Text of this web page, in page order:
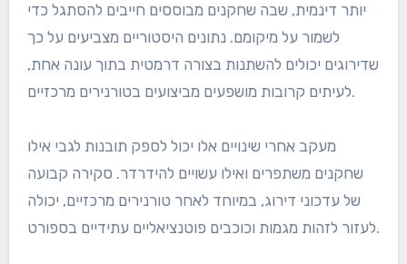
יותר דינמית, שבה שחקנים מבוססים חייבים להסתגל כדי
לשמור על מיקומם. נתונים היסטוריים מצביעים על כך
שדירוגים יכולים להשתנות בצורה דרמטית בתוך עונה אחת,
לעיתים קרובות מושפעים מביצועים בטורנירים מרכזיים.
מעקב אחרי שינויים אלו יכול לספק תובנות לגבי אילו
שחקנים משתפרים ואילו עשויים להידרדר. סקירה קבועה
של עדכוני דירוג, במיוחד לאחר טורנירים מרכזיים, יכולה
לעזור לזהות מגמות וכוכבים פוטנציאליים עתידיים בספורט.